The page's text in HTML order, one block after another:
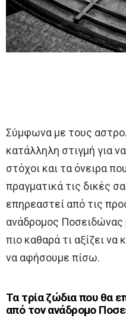
Σύμφωνα με τους
κατάλληλη στιγμή για
στόχοι και τα όνειρα
πραγματικά τις δικές
επηρεαστεί από τις
ανάδρομος Ποσειδώνας
πιο καθαρά τι αξίζει να
να αφήσουμε πίσω.
Τα τρία ζώδια που θα
από τον ανάδρομο